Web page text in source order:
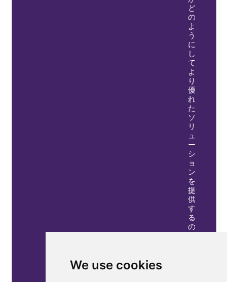
We use cookies
ど
の
よ
う
に
し
て
よ
り
優
れ
た
ソ
リ
ュ
ー
シ
ョ
ン
を
提
供
す
る
の